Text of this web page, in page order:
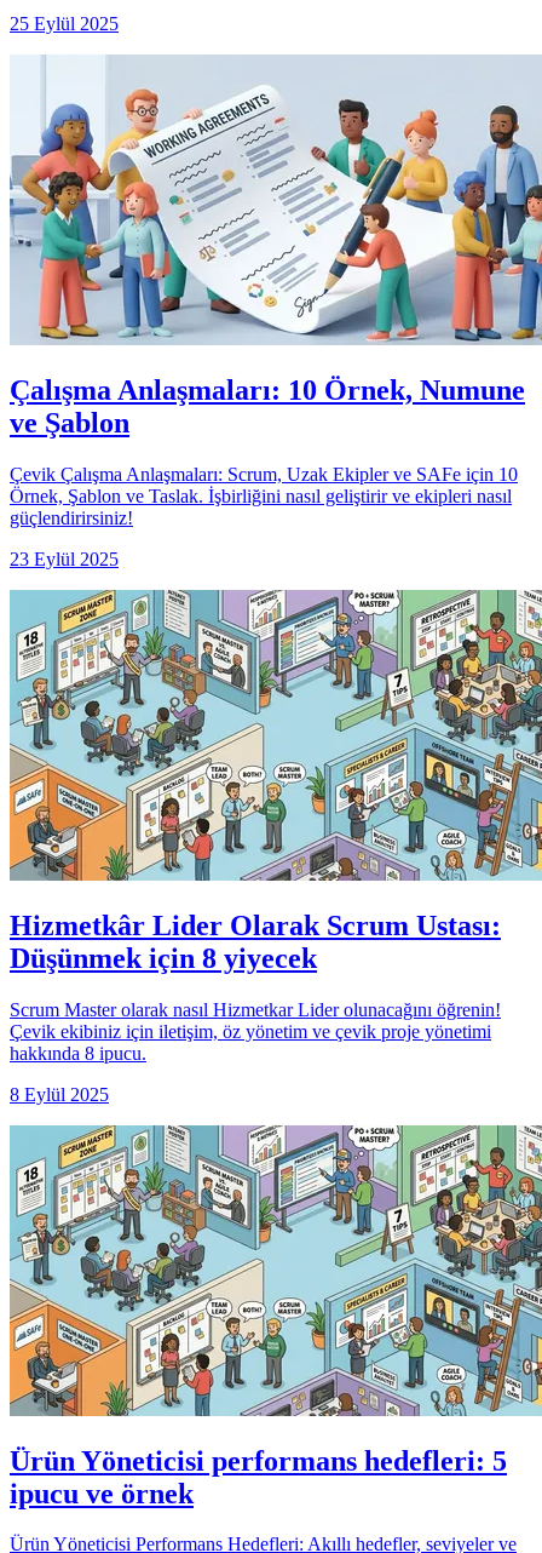
25 Eylül 2025
Çalışma Anlaşmaları: 10 Örnek, Numune
ve Şablon
Çevik Çalışma Anlaşmaları: Scrum, Uzak Ekipler ve SAFe için 10
Örnek, Şablon ve Taslak. İşbirliğini nasıl geliştirir ve ekipleri nasıl
güçlendirirsiniz!
23 Eylül 2025
Hizmetkâr Lider Olarak Scrum Ustası:
Düşünmek için 8 yiyecek
Scrum Master olarak nasıl Hizmetkar Lider olunacağını öğrenin!
Çevik ekibiniz için iletişim, öz yönetim ve çevik proje yönetimi
hakkında 8 ipucu.
8 Eylül 2025
Ürün Yöneticisi performans hedefleri: 5
ipucu ve örnek
Ürün Yöneticisi Performans Hedefleri: Akıllı hedefler, seviyeler ve